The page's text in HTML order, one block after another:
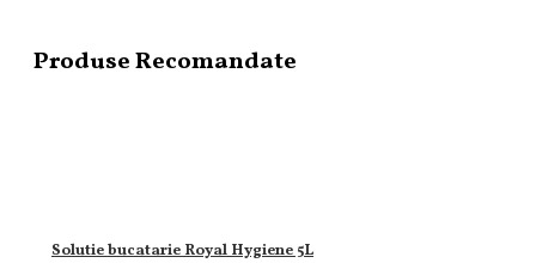
Produse Recomandate
Solutie bucatarie Royal Hygiene 5L